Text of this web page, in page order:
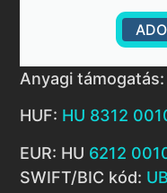
Anyagi támogatás:
HUF: HU 8312
EUR: HU 6212
SWIFT/BIC kód: